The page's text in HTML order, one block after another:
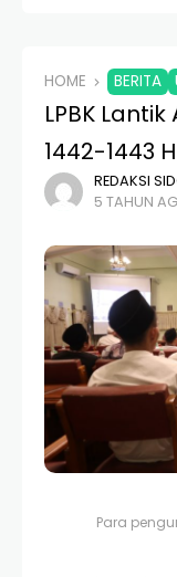
HOME BERITA
LPBK
1442-1443 H
REDAKSI
5 TAHUN
Para